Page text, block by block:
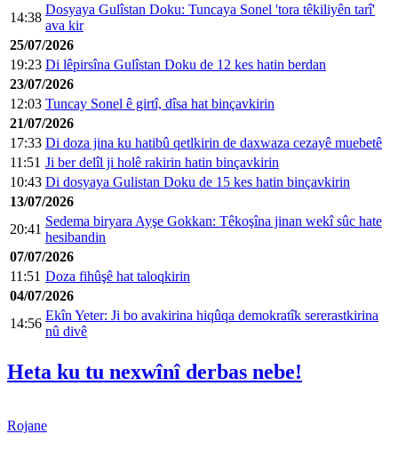
14:38
Dosyaya Gulîstan Doku: Tuncaya Sonel 'tora têkiliyên tarî'
ava kir
25/07/2026
19:23 Di lêpirsîna Gulîstan Doku de 12 kes hatin berdan
23/07/2026
12:03 Tuncay Sonel ê girtî, dîsa hat binçavkirin
21/07/2026
17:33 Di doza jina ku hatibû qetlkirin de daxwaza cezayê muebetê
11:51 Ji ber delîl ji holê rakirin hatin binçavkirin
10:43 Di dosyaya Gulistan Doku de 15 kes hatin binçavkirin
13/07/2026
20:41
Sedema biryara Ayşe Gokkan: Têkoşîna jinan wekî sûc hate
hesibandin
07/07/2026
11:51 Doza fihûşê hat taloqkirin
04/07/2026
14:56
Ekîn Yeter: Ji bo avakirina hiqûqa demokratîk sererastkirina
nû divê
Heta ku tu nexwînî derbas nebe!
Rojane